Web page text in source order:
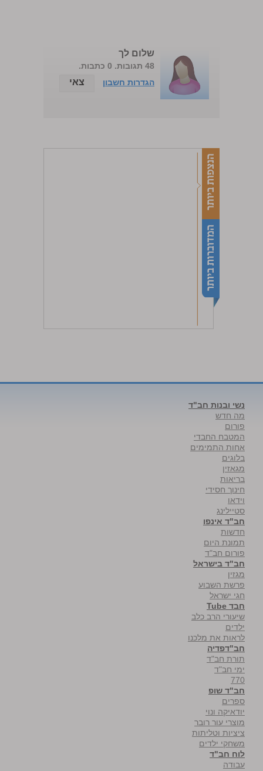
שלום לך
48 תגובות. 0 כתבות.
הגדרות חשבון
צאי
נשי ובנות חב"ד
מה חדש
פורום
המטבח החבדי
אחות התמימים
בלוגים
מגאזין
בריאות
חינוך חסידי
וידאו
סטיילינג
חב"ד אינפו
חדשות
תמונת היום
פורום חב"ד
חב"ד בישראל
מגזין
פרשת השבוע
חגי ישראל
חבד Tube
שיעורי הרב כלב
ילדים
לראות את מלכנו
חב"דפדיה
תורת חב"ד
ימי חב"ד
770
חב"ד שופ
ספרים
יודאיקה ונוי
מוצרי עור רובר
ציציות וטליתות
משחקי ילדים
לוח חב"ד
עבודה